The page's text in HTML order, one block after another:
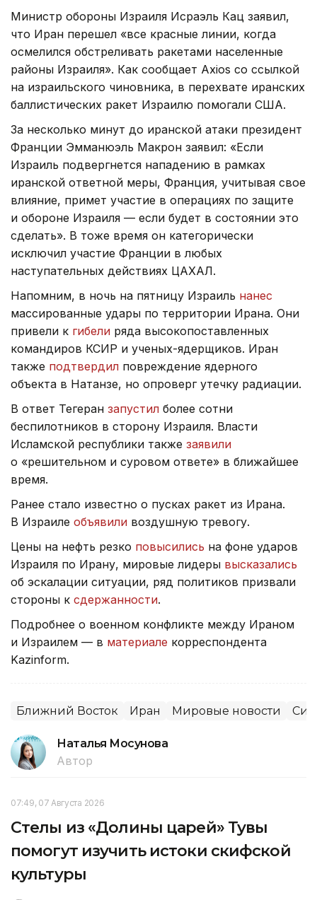
Министр обороны Израиля Исраэль Кац заявил,
что Иран перешел «все красные линии, когда
осмелился обстреливать ракетами населенные
районы Израиля». Как сообщает Axios со ссылкой
на израильского чиновника, в перехвате иранских
баллистических ракет Израилю помогали США.
За несколько минут до иранской атаки президент
Франции Эмманюэль Макрон заявил: «Если
Израиль подвергнется нападению в рамках
иранской ответной меры, Франция, учитывая свое
влияние, примет участие в операциях по защите
и обороне Израиля — если будет в состоянии это
сделать». В тоже время он категорически
исключил участие Франции в любых
наступательных действиях ЦАХАЛ.
Напомним, в ночь на пятницу Израиль нанес
массированные удары по территории Ирана. Они
привели к гибели ряда высокопоставленных
командиров КСИР и ученых-ядерщиков. Иран
также подтвердил повреждение ядерного
объекта в Натанзе, но опроверг утечку радиации.
В ответ Тегеран запустил более сотни
беспилотников в сторону Израиля. Власти
Исламской республики также заявили
о «решительном и суровом ответе» в ближайшее
время.
Ранее стало известно о пусках ракет из Ирана.
В Израиле объявили воздушную тревогу.
Цены на нефть резко повысились на фоне ударов
Израиля по Ирану, мировые лидеры высказались
об эскалации ситуации, ряд политиков призвали
стороны к сдержанности.
Подробнее о военном конфликте между Ираном
и Израилем — в материале корреспондента
Kazinform.
Ближний Восток Иран Мировые новости
Наталья Мосунова
Автор
07:49, 07 Августа 2026
Стелы из «Долины царей» Тувы
помогут изучить истоки скифской
культуры